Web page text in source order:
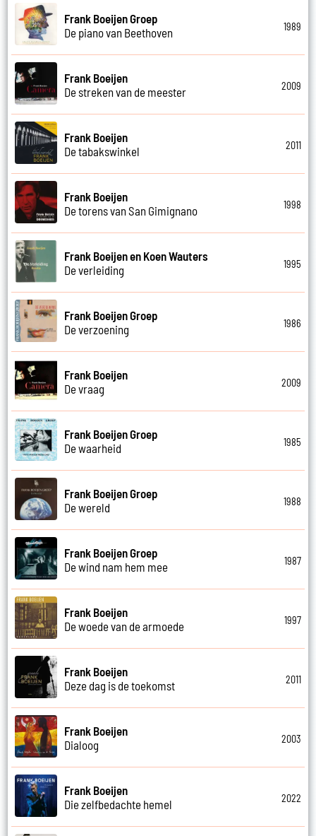
Frank Boeijen Groep
De piano van Beethoven
1989
Frank Boeijen
De streken van de meester
2009
Frank Boeijen
De tabakswinkel
2011
Frank Boeijen
De torens van San Gimignano
1998
Frank Boeijen en Koen Wauters
De verleiding
1995
Frank Boeijen Groep
De verzoening
1986
Frank Boeijen
De vraag
2009
Frank Boeijen Groep
De waarheid
1985
Frank Boeijen Groep
De wereld
1988
Frank Boeijen Groep
De wind nam hem mee
1987
Frank Boeijen
De woede van de armoede
1997
Frank Boeijen
Deze dag is de toekomst
2011
Frank Boeijen
Dialoog
2003
Frank Boeijen
Die zelfbedachte hemel
2022